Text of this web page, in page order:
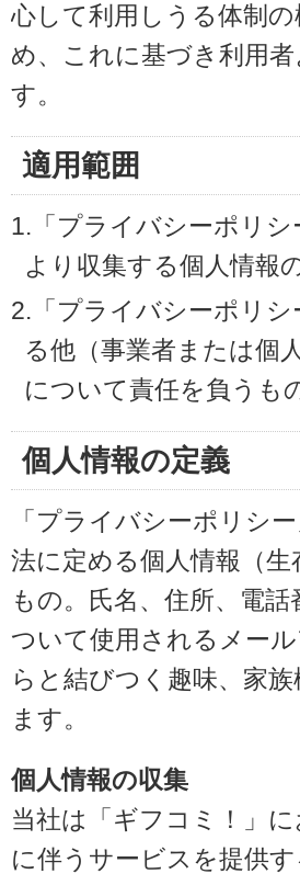
心して利用しうる体制
め、これに基づき利用
す。
適用範囲
1.「プライバシーポリ
より収集する個人情報
2.「プライバシーポリ
る他（事業者または個
について責任を負うも
個人情報の定義
「プライバシーポリシ
法に定める個人情報（
もの。氏名、住所、電
ついて使用されるメー
らと結びつく趣味、家
ます。
個人情報の収集
当社は「ギフコミ！」
に伴うサービスを提供